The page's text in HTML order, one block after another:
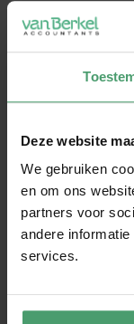
Deze website
We gebruiken
en om ons
partners voor
andere
services.